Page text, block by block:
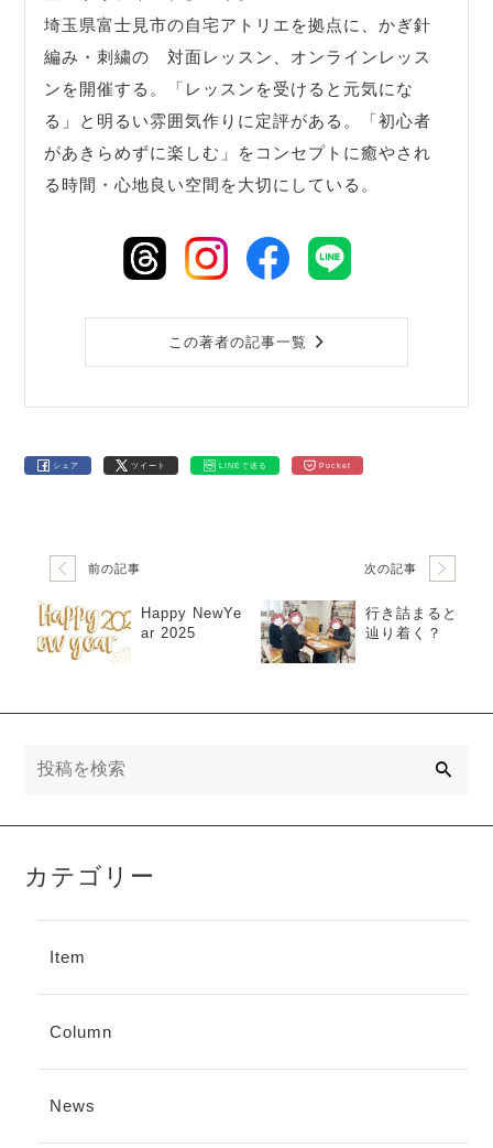
埼玉県富士見市の自宅アトリエを拠点に、かぎ針
編み・刺繍の 対面レッスン、オンラインレッス
ンを開催する。「レッスンを受けると元気にな
る」と明るい雰囲気作りに定評がある。「初心者
があきらめずに楽しむ」をコンセプトに癒やされ
る時間・心地良い空間を大切にしている。
この著者の記事一覧
シェア ツイート LINEで送る Pocket
前の記事
Happy NewYe
ar 2025
次の記事
行き詰まると
辿り着く？
カテゴリー
Item
Column
News